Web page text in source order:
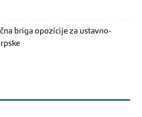
briga opozicije za ustavno-